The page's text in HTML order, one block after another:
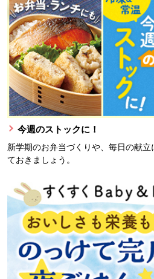
今週のストックに！
新学期のお弁当づくりや、毎日の献
ておきましょう。